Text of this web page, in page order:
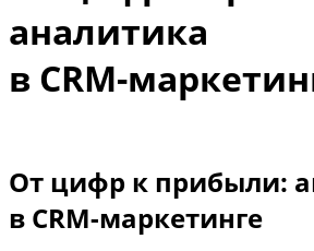
аналитика
в CRM-
От цифр к прибыли:
в CRM-маркетинге